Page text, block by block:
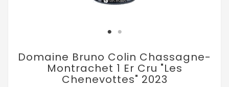
Domaine Bruno Colin Chassagne-
Montrachet 1 Er Cru "Les
Chenevottes" 2023